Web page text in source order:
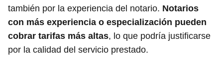
también por la experiencia del notario. Notarios
con más experiencia o especialización pueden
cobrar tarifas más altas, lo que podría justificarse
por la calidad del servicio prestado.